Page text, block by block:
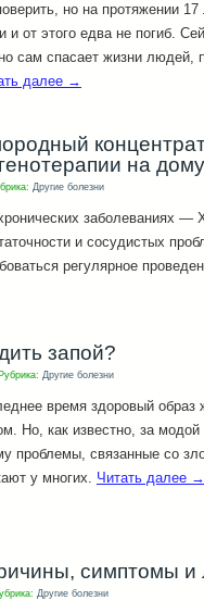
но на протяжении
и от этого едва не погиб.
сам спасает жизни людей,
далее →
на дому
Другие болезни
заболеваниях
и сосудистых
регулярное
запой?
Рубрика: Другие болезни
время здоровый
Но, как известно, за
проблемы, связанные со
у многих. Читать далее →
симптомы и
Другие болезни